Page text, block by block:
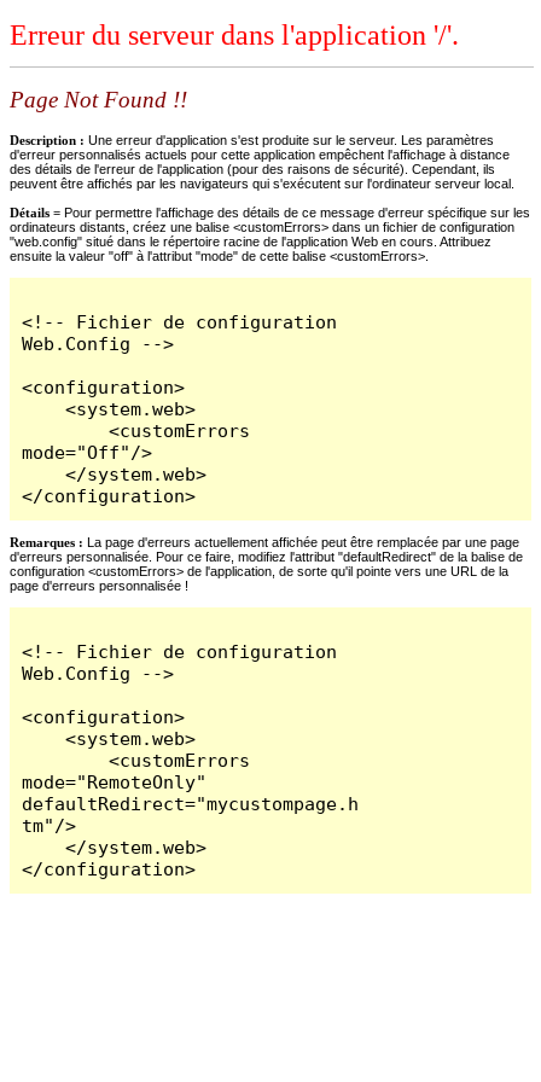
Erreur du serveur dans l'application '/'.
Page Not Found !!
Description : Une erreur d'application s'est produite sur le serveur. Les paramètres
d'erreur personnalisés actuels pour cette application empêchent l'affichage à distance
des détails de l'erreur de l'application (pour des raisons de sécurité). Cependant, ils
peuvent être affichés par les navigateurs qui s'exécutent sur l'ordinateur serveur local.
Détails = Pour permettre l'affichage des détails de ce message d'erreur spécifique sur les
ordinateurs distants, créez une balise <customErrors> dans un fichier de configuration
"web.config" situé dans le répertoire racine de l'application Web en cours. Attribuez
ensuite la valeur "off" à l'attribut "mode" de cette balise <customErrors>.
<!-- Fichier de configuration
Web.Config -->
<configuration>
    <system.web>
        <customErrors
mode="Off"/>
    </system.web>
</configuration>
Remarques : La page d'erreurs actuellement affichée peut être remplacée par une page
d'erreurs personnalisée. Pour ce faire, modifiez l'attribut "defaultRedirect" de la balise de
configuration <customErrors> de l'application, de sorte qu'il pointe vers une URL de la
page d'erreurs personnalisée !
<!-- Fichier de configuration
Web.Config -->
<configuration>
    <system.web>
        <customErrors
mode="RemoteOnly"
defaultRedirect="mycustompage.h
tm"/>
    </system.web>
</configuration>